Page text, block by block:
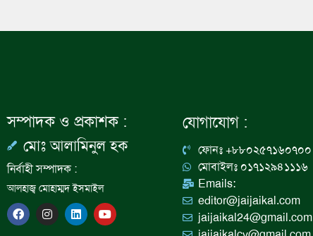
সম্পাদক ও প্রকাশক :
মোঃ আলামিনুল হক
নির্বাহী সম্পাদক :
আলহাজ্ব মোহাম্মদ ইসমাইল
F
a
c
I
n
s
L
i
n
Y
o
u
যোগাযোগ :
ফোনঃ +৮৮০২৫৭১৬০৭০০
মোবাইলঃ ০১৭১২৯৪১১১৬
Emails:
editor@jaijaikal.com
jaijaikal24@gmail.com